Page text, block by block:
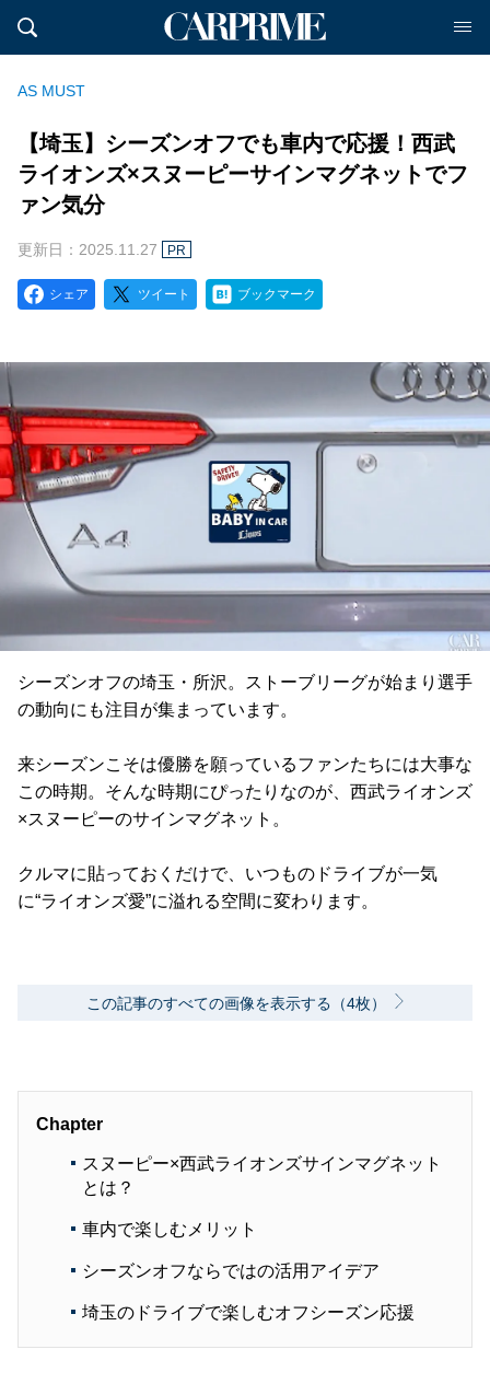
AS MUST
【埼玉】シーズンオフでも車内で応援！西武
ライオンズ×スヌーピーサインマグネットでフ
ァン気分
更新日：2025.11.27 PR
シェア ツイート ブックマーク
シーズンオフの埼玉・所沢。ストーブリーグが始まり選手
の動向にも注目が集まっています。
来シーズンこそは優勝を願っているファンたちには大事な
この時期。そんな時期にぴったりなのが、西武ライオンズ
×スヌーピーのサインマグネット。
クルマに貼っておくだけで、いつものドライブが一気
に“ライオンズ愛”に溢れる空間に変わります。
この記事のすべての画像を表示する（4枚）
Chapter
スヌーピー×西武ライオンズサインマグネット
とは？
車内で楽しむメリット
シーズンオフならではの活用アイデア
埼玉のドライブで楽しむオフシーズン応援